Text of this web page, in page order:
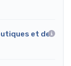
et de